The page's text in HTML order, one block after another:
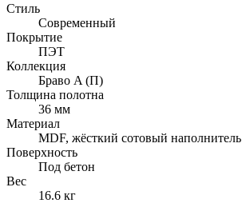
Стиль
Современный
Покрытие
ПЭТ
Коллекция
Браво A (П)
Толщина полотна
36 мм
Материал
MDF, жёсткий сотовый наполнитель
Поверхность
Под бетон
Вес
16.6 кг